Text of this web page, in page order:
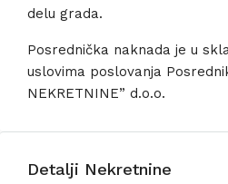
delu grada.
Posrednička naknada je u
uslovima poslovanja
NEKRETNINE” d.o.o.
Detalji Nekretnine